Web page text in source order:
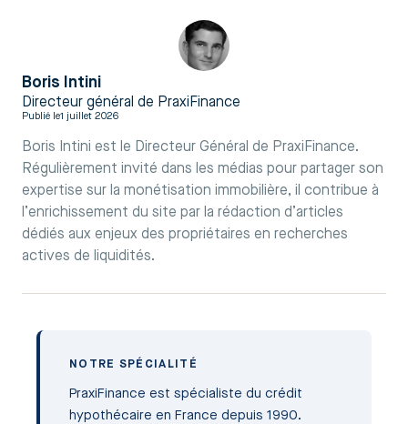
Boris Intini
Directeur général de PraxiFinance
Publié le1 juillet 2026
Boris Intini est le Directeur Général de PraxiFinance.
Régulièrement invité dans les médias pour partager son
expertise sur la monétisation immobilière, il contribue à
l’enrichissement du site par la rédaction d’articles
dédiés aux enjeux des propriétaires en recherches
actives de liquidités.
NOTRE SPÉCIALITÉ
PraxiFinance est spécialiste du crédit
hypothécaire en France depuis 1990.